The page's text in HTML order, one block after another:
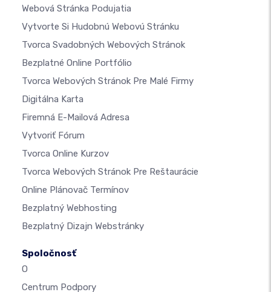
Webová Stránka Podujatia
Vytvorte Si Hudobnú Webovú Stránku
Tvorca Svadobných Webových Stránok
Bezplatné Online Portfólio
Tvorca Webových Stránok Pre Malé Firmy
Digitálna Karta
Firemná E-Mailová Adresa
Vytvoriť Fórum
Tvorca Online Kurzov
Tvorca Webových Stránok Pre Reštaurácie
Online Plánovač Termínov
Bezplatný Webhosting
Bezplatný Dizajn Webstránky
Spoločnosť
O
Centrum Podpory